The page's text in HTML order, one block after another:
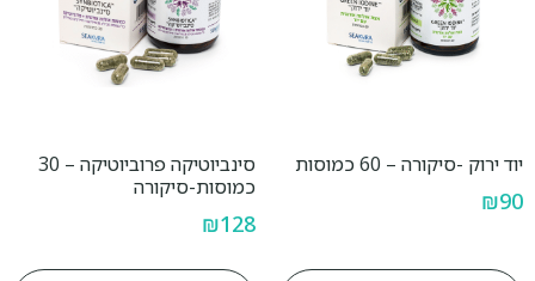
יוד ירוק -סיקורה – 60 כמוסות
₪90
סינביוטיקה פרוביוטיקה – 30
כמוסות-סיקורה
₪128